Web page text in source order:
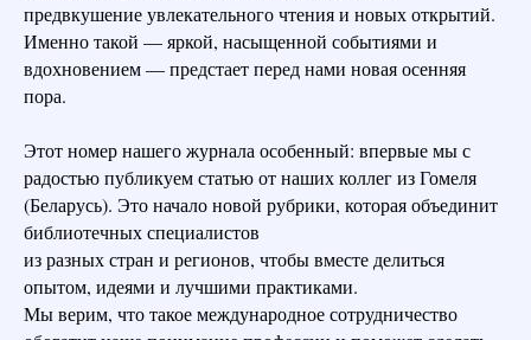
предвкушение увлекательного чтения и новых открытий.
Именно такой — яркой, насыщенной событиями и
вдохновением — предстает перед нами новая осенняя
пора.
Этот номер нашего журнала особенный: впервые мы с
радостью публикуем статью от наших коллег из Гомеля
(Беларусь). Это начало новой рубрики, которая объединит
библиотечных специалистов
из разных стран и регионов, чтобы вместе делиться
опытом, идеями и лучшими практиками.
Мы верим, что такое международное сотрудничество